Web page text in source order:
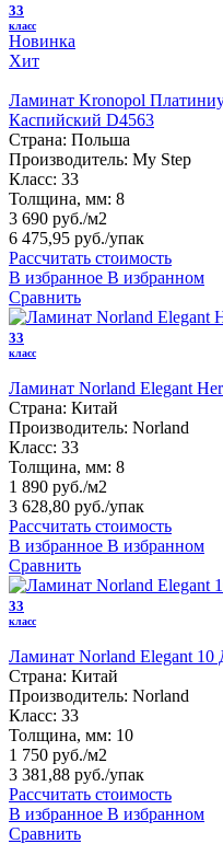
33
класс
Новинка
Хит
Ламинат Kronopol
Каспийский D4563
Страна: Польша
Производитель: My Step
Класс: 33
Толщина, мм: 8
3 690 руб./м2
6 475,95 руб./упак
Рассчитать стоимость
В избранное В избранном
Сравнить
33
класс
Ламинат Norland Elegant
Страна: Китай
Производитель: Norland
Класс: 33
Толщина, мм: 8
1 890 руб./м2
3 628,80 руб./упак
Рассчитать стоимость
В избранное В избранном
Сравнить
33
класс
Ламинат Norland Elegant
Страна: Китай
Производитель: Norland
Класс: 33
Толщина, мм: 10
1 750 руб./м2
3 381,88 руб./упак
Рассчитать стоимость
В избранное В избранном
Сравнить